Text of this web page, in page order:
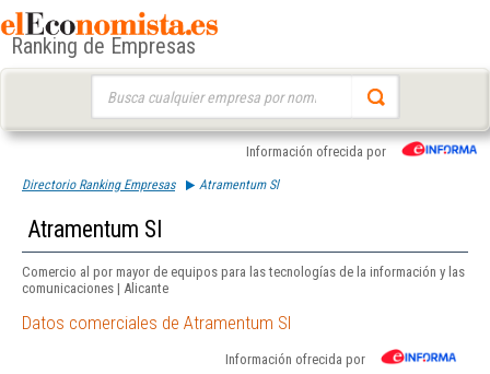
Ranking de Empresas
Información ofrecida por
Directorio Ranking Empresas Atramentum Sl
Atramentum Sl
Comercio al por mayor de equipos para las tecnologías de la información y las
comunicaciones | Alicante
Datos comerciales de Atramentum Sl
Información ofrecida por